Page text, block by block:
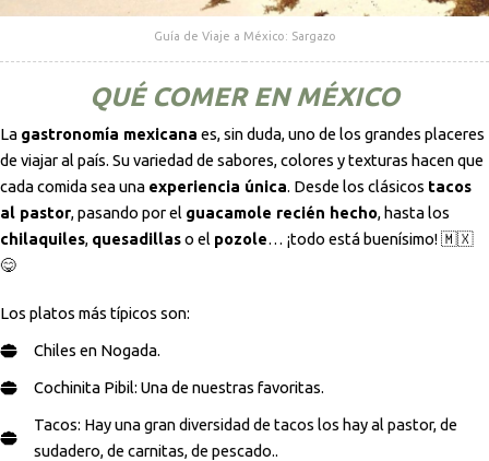
Guía de Viaje a México: Sargazo
QUÉ COMER EN MÉXICO
La gastronomía mexicana es, sin duda, uno de los grandes placeres
de viajar al país. Su variedad de sabores, colores y texturas hacen que
cada comida sea una experiencia única. Desde los clásicos tacos
al pastor, pasando por el guacamole recién hecho, hasta los
chilaquiles, quesadillaso el pozole… ¡todo está buenísimo! 🇲🇽
😋
Los platos más típicos son:
Chiles en Nogada.
Cochinita Pibil: Una de nuestras favoritas.
Tacos: Hay una gran diversidad de tacos los hay al pastor, de
sudadero, de carnitas, de pescado..